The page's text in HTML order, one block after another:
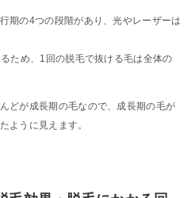
期の4つの段階があり、光やレーザーは
ため、1回の脱毛で抜ける毛は全体の
どが成長期の毛なので、成長期の毛が
ように見えます。